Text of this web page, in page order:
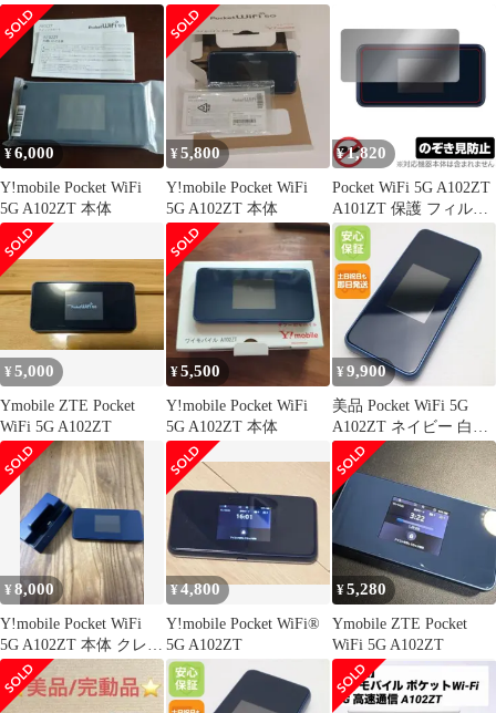
9H for ポケット ワイフ
ァイ 5G 液晶保護 高硬
度 ブルーライトカット
¥6,000
Y!mobile Pocket WiFi
5G A102ZT 本体
¥5,800
Y!mobile Pocket WiFi
5G A102ZT 本体
¥1,820
Pocket WiFi 5G A102ZT
A101ZT 保護 フィルム
OverLay Secret for ポケ
ット ワイファイ 5G 液
晶保護 プライバシーフ
ィルター 覗き見防止
¥5,000
Ymobile ZTE Pocket
WiFi 5G A102ZT
¥5,500
Y!mobile Pocket WiFi
5G A102ZT 本体
¥9,900
美品 Pocket WiFi 5G
A102ZT ネイビー 白ロ
ム 本体 即日発送 土日
祝発送OK あすつく
¥8,000
Y!mobile Pocket WiFi
5G A102ZT 本体 クレー
ドル
¥4,800
Y!mobile Pocket WiFi®
5G A102ZT
¥5,280
Ymobile ZTE Pocket
WiFi 5G A102ZT